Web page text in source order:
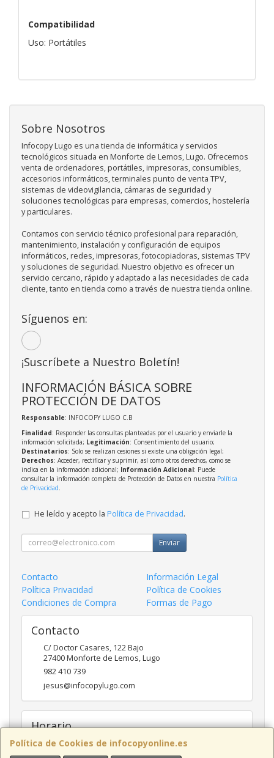
Compatibilidad
Uso: Portátiles
Política de Cookies de infocopyonline.es
Sobre Nosotros
Infocopy Lugo es una tienda de informática y servicios
tecnológicos situada en Monforte de Lemos, Lugo. Ofrecemos
venta de ordenadores, portátiles, impresoras, consumibles,
accesorios informáticos, terminales punto de venta TPV,
sistemas de videovigilancia, cámaras de seguridad y
soluciones tecnológicas para empresas, comercios, hostelería
y particulares.
Contamos con servicio técnico profesional para reparación,
mantenimiento, instalación y configuración de equipos
informáticos, redes, impresoras, fotocopiadoras, sistemas TPV
y soluciones de seguridad. Nuestro objetivo es ofrecer un
servicio cercano, rápido y adaptado a las necesidades de cada
cliente, tanto en tienda como a través de nuestra tienda online.
Síguenos en:
¡Suscríbete a Nuestro Boletín!
INFORMACIÓN BÁSICA SOBRE
PROTECCIÓN DE DATOS
Responsable: INFOCOPY LUGO C.B
Finalidad: Responder las consultas planteadas por el usuario y enviarle la
información solicitada; Legitimación: Consentimiento del usuario;
Destinatarios: Solo se realizan cesiones si existe una obligación legal;
Derechos: Acceder, rectificar y suprimir, así como otros derechos, como se
indica en la información adicional; Información Adicional: Puede
consultar la información completa de Protección de Datos en nuestra Política
de Privacidad
He leído y acepto la Política de Privacidad.
Enviar
Contacto
Información Legal
Política Privacidad
Política de Cookies
Condiciones de Compra
Formas de Pago
Contacto
C/ Doctor Casares, 122 Bajo
27400Monforte de Lemos,Lugo
982 410 739
jesus@infocopylugo.com
Horario
10:00 - 13:30 16:30 - 20:00